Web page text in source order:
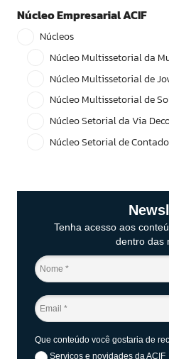
Núcleo Empresarial ACIF
Núcleos
Núcleo Multissetorial da
Núcleo Multissetorial de
Núcleo Multissetorial de
Núcleo Setorial da Via
Núcleo Setorial de
Tenha acesso aos
dentro das
Que conteúdo você gostaria de
Serviços e novidades da ACIF